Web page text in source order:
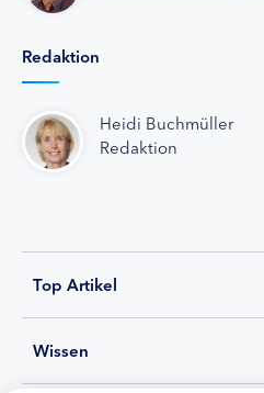
Redaktion
Heidi Buchmüller
Redaktion
Top Artikel
Wissen